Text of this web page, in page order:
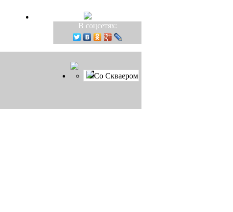
В соцсетях:
Со Скваером